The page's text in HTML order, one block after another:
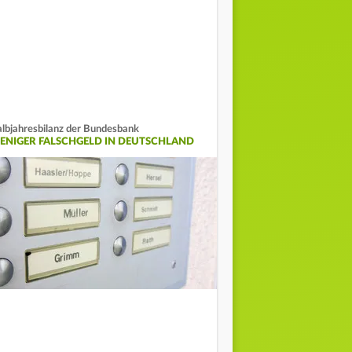
der Bundesbank
FALSCHGELD IN DEUTSCHLAND